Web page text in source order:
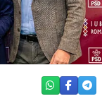
WHATSAPP